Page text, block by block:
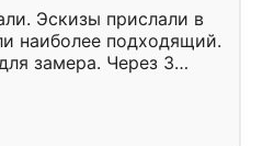
Эскизы прислали в
наиболее подходящий.
замера. Через 3
готова. Остались
Ренессанс
работу!